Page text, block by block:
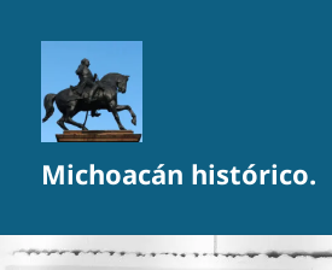
Michoacán histórico.